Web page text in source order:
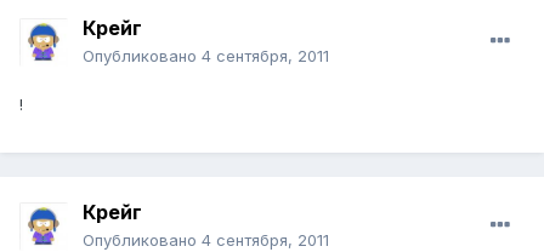
Крейг
Опубликовано 4 сентября, 2011
!
Крейг
Опубликовано 4 сентября, 2011